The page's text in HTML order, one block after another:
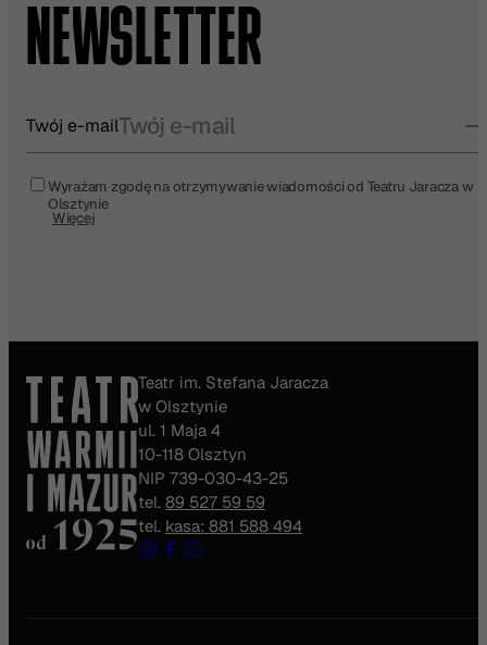
NEWSLETTER
Twój e-mail
Wyrażam zgodę na otrzymywanie wiadomości od Teatru Jaracza w
Olsztynie
Więcej
Teatr im. Stefana Jaracza
w Olsztynie
ul. 1 Maja 4
10-118 Olsztyn
NIP 739-030-43-25
tel. 89 527 59 59
tel. kasa: 881 588 494